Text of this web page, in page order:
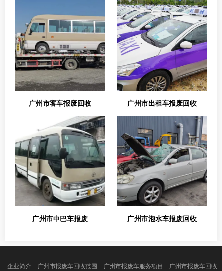
广州市客车报废回收 广州市出租车报废回收
广州市中巴车报废 广州市泡水车报废回收
企业简介 广州市报废车回收范围 广州市报废车服务项目
广州市报废车回收